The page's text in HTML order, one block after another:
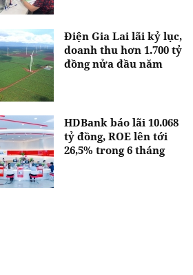
Điện Gia Lai lãi kỷ lục,
doanh thu hơn 1.700 tỷ
đồng nửa đầu năm
HDBank báo lãi 10.068
tỷ đồng, ROE lên tới
26,5% trong 6 tháng